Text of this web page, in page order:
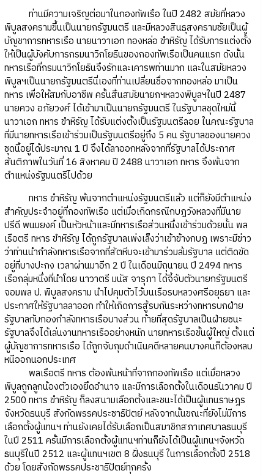
ท่านมีความเจริญต่อมาในกองทัพเรือ ในปี 2482 สมัยที่หลวง
พิบูลสงครามขึ้นเป็นนายกรัฐมนตรี และมีหลวงสินธุสงครามชัยเป็นผู้
บัญชาการทหารเรือ นายนาวาเอก ทองหล่อ ขำหิรัญ ได้รับการแต่งตั้ง
ให้เป็นผู้บังคับการกรมนาวิกโยธินของกองทัพเรือเป็นคนแรก ดังนั้น
ทหารเรือที่กรมนาวิกโยธินจึงรักและเคารพท่านมาก และในสมัยหลวง
พิบูลฯเป็นนายกรัฐมนตรีนี่เองที่ท่านเปลี่ยนชื่อจากทองหล่อ มาเป็น
ทหาร เพื่อให้สมกับอาชีพ ครั้นสิ้นสมัยนายกฯหลวงพิบูลฯในปี 2487
นายควง อภัยวงศ์ ได้เข้ามาเป็นนายกรัฐมนตรี ในรัฐบาลชุดใหม่นี้
นาวาเอก ทหาร ขำหิรัญ ได้รับแต่งตั้งเป็นรัฐมนตรีลอย ในคณะรัฐบาล
ที่มีนายทหารเรือเข้าร่วมเป็นรัฐมนตรีอยู่ถึง 5 คน รัฐบาลของนายควง
ชุดนี้อยู่ได้ประมาณ 1 ปี จึงได้ลาออกหลังจากที่รัฐบาลได้ประกาศ
สันติภาพในวันที่ 16 สิงหาคม ปี 2488 นาวาเอก ทหาร จึงพ้นจาก
ตำแหน่งรัฐมนตรีไปด้วย
ทหาร ขำหิรัญ พ้นจากตำแหน่งรัฐมนตรีแล้ว แต่ก็ยังมีตำแหน่ง
สำคัญประจำอยู่ที่กองทัพเรือ แต่เมื่อเกิดกรณีกบฏวังหลวงที่มีนาย
ปรีดี พนมยงค์ เป็นหัวหน้าและมีทหารเรือส่วนหนึ่งเข้าร่วมด้วยนั้น พล
เรือตรี ทหาร ขำหิรัญ ได้ถูกรัฐบาลเพ่งเล็งว่าเข้าข้างกบฏ เพราะมีข่าว
ว่าท่านนำกำลังทหารเรือจากที่สัตหีบจะเข้ามาร่วมล้มรัฐบาล แต่ติดขัด
อยู่ที่บางปะกง เวลาผ่านมาอีก 2 ปี ในเดือนมิถุนายน ปี 2494 ทหาร
เรือกลุ่มหนึ่งที่นำโดย นาวาตรี มนัส จารุภา ได้จี้จับตัวนายกรัฐมนตรี
จอมพล ป. พิบูลสงคราม นำไปคุมตัวไว้บนเรือรบหลวงศรีอยุธยา และ
ประกาศให้รัฐบาลลาออก ทำให้เกิดการสู้รบกันระหว่างทหารบกฝ่าย
รัฐบาลกับกองกำลังทหารเรือบางส่วน ท้ายที่สุดรัฐบาลเป็นฝ่ายชนะ
รัฐบาลจึงได้เล่นงานทหารเรืออย่างหนัก นายทหารเรือชั้นผู้ใหญ่ ตั้งแต่
ผู้บัญชาการทหารเรือ ได้ถูกจับกุมดำเนินคดีหลายคนบางคนก็ต้องหลบ
หนีออกนอกประเทศ
พลเรือตรี ทหาร ต้องพ้นหน้าที่จากกองทัพเรือ แต่เมื่อหลวง
พิบูลถูกลูกน้องตัวเองยึดอำนาจ และมีการเลือกตั้งในเดือนธันวาคม ปี
2500 ทหาร ขำหิรัญ ก็ลงสนามเลือกตั้งและชนะได้เป็นผู้แทนราษฎร
จังหวัดธนบุรี สังกัดพรรคประชาธิปัตย์ หลังจากนั้นขณะที่ยังไม่มีการ
เลือกตั้งผู้แทนฯ ท่านยังเคยได้รับเลือกเป็นสมาชิกสภาเทศบาลธนบุรี
ในปี 2511 ครั้นมีการเลือกตั้งผู้แทนฯท่านก็ยังได้เป็นผู้แทนฯจังหวัด
ธนบุรีในปี 2512 และผู้แทนฯเขต 8 ฝั่งธนบุรี ในการเลือกตั้งปี 2518
ด้วย โดยสังกัดพรรคประชาธิปัตย์ทุกครั้ง